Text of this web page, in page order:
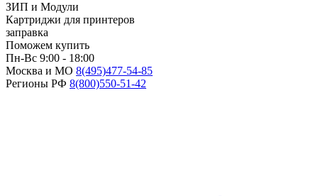
ЗИП и Модули
Картриджи для принтеров
заправка
Поможем купить
Пн-Вс 9:00 - 18:00
Москва и МО 8(495)477-54-85
Регионы РФ 8(800)550-51-42